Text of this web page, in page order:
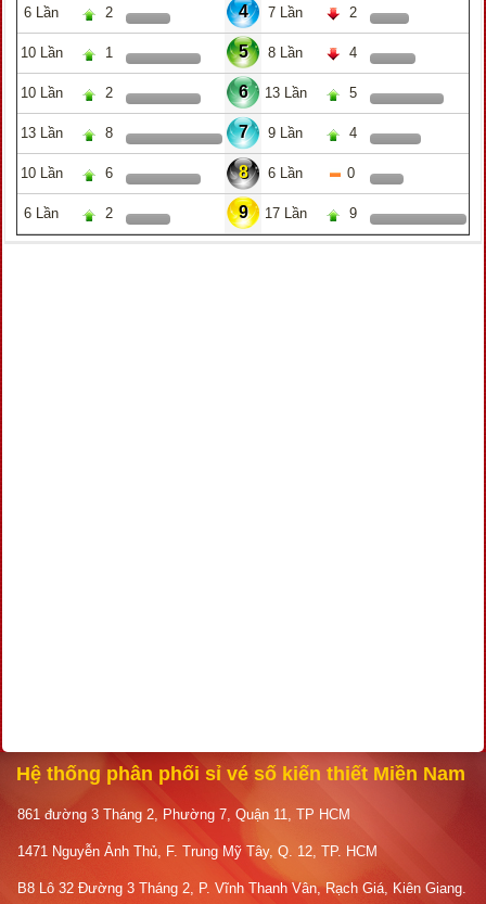
6 Lần 2 4 7 Lần 2
10 Lần 1 5 8 Lần 4
10 Lần 2 6 13 Lần 5
13 Lần 8 7 9 Lần 4
10 Lần 6 8 6 Lần 0
6 Lần 2 9 17 Lần 9
Hệ thống phân phối sỉ vé số kiến thiết Miền Nam
861 đường 3 Tháng 2, Phường 7, Quận 11, TP HCM
1471 Nguyễn Ảnh Thủ, F. Trung Mỹ Tây, Q. 12, TP. HCM
B8 Lô 32 Đường 3 Tháng 2, P. Vĩnh Thanh Vân, Rạch Giá, Kiên Giang.